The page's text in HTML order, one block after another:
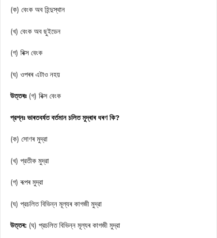
(ক) বেংক অব হিন্দুস্থান
(খ) বেংক অব ছুইডেন
(গ) ৰিক্স বেংক
(ঘ) ওপৰৰ এটাও নহয়
উত্তৰঃ (গ) বিক্স বেংক
প্রশ্নঃ ভাৰতবৰ্ষত বৰ্তমান চলিত মুদ্ৰাৰ ধৰণ কি?
(ক) সোণৰ মুদ্রা
(খ) প্রতীক মুদ্রা
(গ) ৰূপৰ মুদ্রা
(ঘ) প্রচলিত বিভিন্ন মূল্যৰ কাগজী মুদ্রা
উত্তৰ: (ঘ) প্রচলিত বিভিন্ন মূল্যৰ কাগজী মুদ্রা